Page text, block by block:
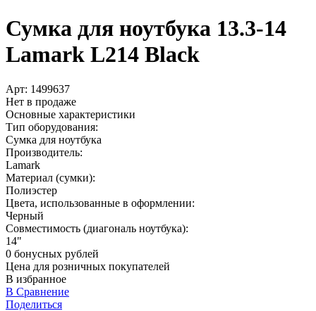
Сумка для ноутбука 13.3-14
Lamark L214 Black
Арт: 1499637
Нет в продаже
Основные характеристики
Тип оборудования:
Сумка для ноутбука
Производитель:
Lamark
Материал (сумки):
Полиэстер
Цвета, использованные в оформлении:
Черный
Совместимость (диагональ ноутбука):
14"
0 бонусных рублей
Цена для розничных покупателей
В избранное
В Сравнение
Поделиться